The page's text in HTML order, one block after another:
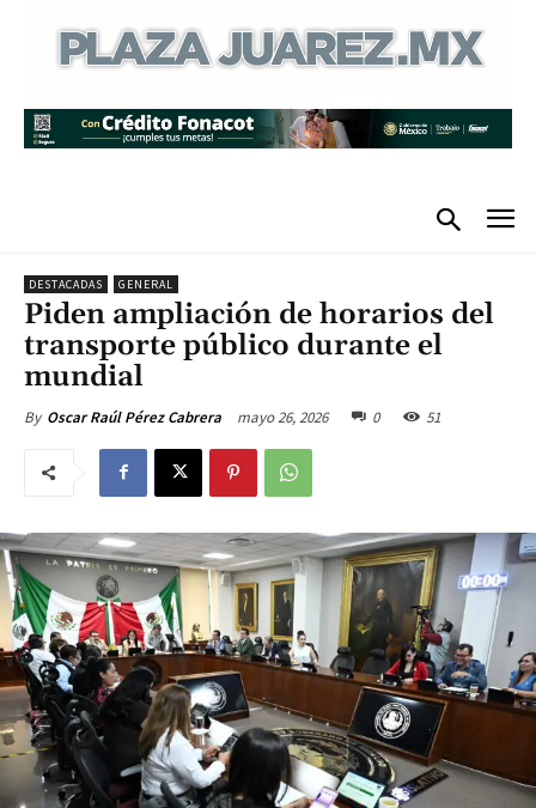
DESTACADAS GENERAL
Piden ampliación de horarios del
transporte público durante el
mundial
By Oscar Raúl Pérez Cabrera mayo 26, 2026 0 51